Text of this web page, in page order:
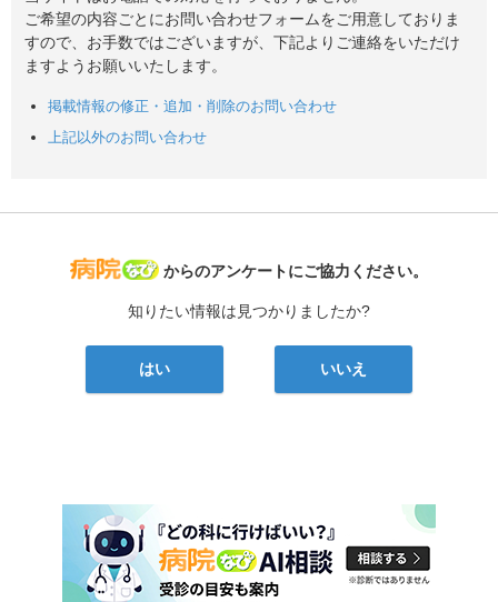
ご希望の内容ごとにお問い合わせフォームをご用意しておりま
すので、お手数ではございますが、下記よりご連絡をいただけ
ますようお願いいたします。
掲載情報の修正・追加・削除のお問い合わせ
上記以外のお問い合わせ
病院なび
からのアンケートにご協力ください。
知りたい情報は見つかりましたか?
はい いいえ